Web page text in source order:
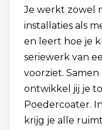
Je werkt zowel
installaties als
en leert hoe je
seriewerk van
voorziet.
ontwikkel jij je
Poedercoater.
krijg je alle